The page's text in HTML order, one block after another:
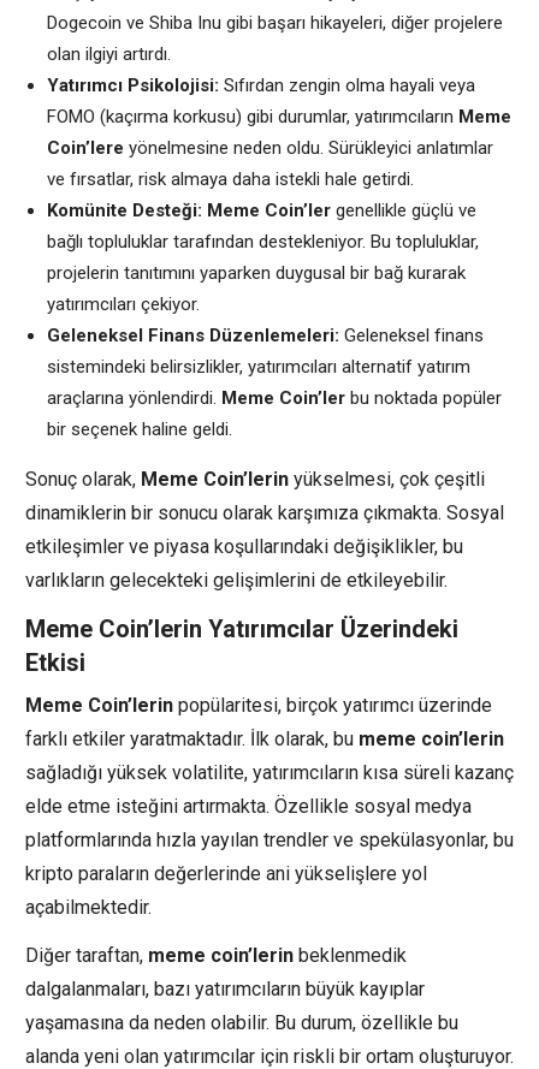
Dogecoin ve Shiba Inu gibi başarı hikayeleri, diğer projelere
olan ilgiyi artırdı.
Yatırımcı Psikolojisi: Sıfırdan zengin olma hayali veya
FOMO (kaçırma korkusu) gibi durumlar, yatırımcıların Meme
Coin’lere yönelmesine neden oldu. Sürükleyici anlatımlar
ve fırsatlar, risk almaya daha istekli hale getirdi.
Komünite Desteği: Meme Coin’ler genellikle güçlü ve
bağlı topluluklar tarafından destekleniyor. Bu topluluklar,
projelerin tanıtımını yaparken duygusal bir bağ kurarak
yatırımcıları çekiyor.
Geleneksel Finans Düzenlemeleri: Geleneksel finans
sistemindeki belirsizlikler, yatırımcıları alternatif yatırım
araçlarına yönlendirdi. Meme Coin’ler bu noktada popüler
bir seçenek haline geldi.
Sonuç olarak, Meme Coin’lerin yükselmesi, çok çeşitli
dinamiklerin bir sonucu olarak karşımıza çıkmakta. Sosyal
etkileşimler ve piyasa koşullarındaki değişiklikler, bu
varlıkların gelecekteki gelişimlerini de etkileyebilir.
Meme Coin’lerin Yatırımcılar Üzerindeki
Etkisi
Meme Coin’lerin popülaritesi, birçok yatırımcı üzerinde
farklı etkiler yaratmaktadır. İlk olarak, bu meme coin’lerin
sağladığı yüksek volatilite, yatırımcıların kısa süreli kazanç
elde etme isteğini artırmakta. Özellikle sosyal medya
platformlarında hızla yayılan trendler ve spekülasyonlar, bu
kripto paraların değerlerinde ani yükselişlere yol
açabilmektedir.
Diğer taraftan, meme coin’lerin beklenmedik
dalgalanmaları, bazı yatırımcıların büyük kayıplar
yaşamasına da neden olabilir. Bu durum, özellikle bu
alanda yeni olan yatırımcılar için riskli bir ortam oluşturuyor.